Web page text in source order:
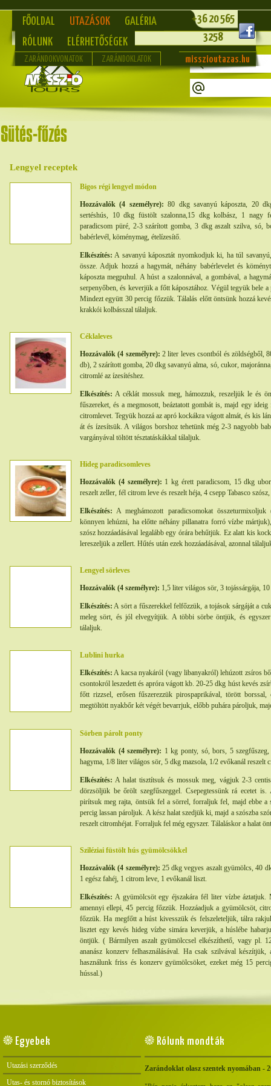
FŐOLDAL UTAZÁSOK
GALÉRIA
RÓLUNK
ELÉRHETŐSÉGEK
+36 20 565
3258
ZARÁNDOKVONATOK ZARÁNDOKLATOK misszioutazas.hu
Lengyel receptek
Bigos régi lengyel módon
Hozzávalók (4 személyre): 80 dkg savanyú káposzta, 20
sertéshús, 10 dkg füstölt szalonna,15 dkg kolbász, 1
paradicsom püré, 2-3 szárított gomba, 3 dkg aszalt szilva, só,
babérlevél, köménymag, ételízesítő.
Elkészítés: A savanyú káposztát nyomkodjuk ki, ha túl
össze. Adjuk hozzá a hagymát, néhány babérlevelet és
káposzta megpuhul. A húst a szalonnával, a gombával, a
serpenyőben, és keverjük a főtt káposztához. Végül tegyük bele
Mindezt együtt 30 percig főzzük. Tálalás előtt öntsünk hozzá
krakkói kolbásszal tálaljuk.
Céklaleves
Hozzávalók (4 személyre): 2 liter leves csontból és zöldségből,
db), 2 szárított gomba, 20 dkg savanyú alma, só, cukor,
citromlé az ízesítéshez.
Elkészítés: A céklát mossuk meg, hámozzuk, reszeljük le és
fűszereket, és a megmosott, beáztatott gombát is, majd egy
citromlevet. Tegyük hozzá az apró kockákra vágott almát, és kis
át és ízesítsük. A világos borshoz tehetünk még 2-3 nagyobb
vargányával töltött tésztatáskákkal tálaljuk.
Hideg paradicsomleves
Hozzávalók (4 személyre): 1 kg érett paradicsom, 15 dkg
reszelt zeller, fél citrom leve és reszelt héja, 4 csepp Tabasco
Elkészítés: A meghámozott paradicsomokat
könnyen lehúzni, ha előtte néhány pillanatra forró vízbe
szósz hozzáadásával legalább egy órára behűtjük. Ez alatt kis
lereszeljük a zellert. Hűtés után ezek hozzáadásával, azonnal
Lengyel sörleves
Hozzávalók (4 személyre): 1,5 liter világos sör, 3 tojássárgája,
Elkészítés: A sört a fűszerekkel felfőzzük, a tojások sárgáját a
meleg sört, és jól elvegyítjük. A többi sörbe öntjük, és
tálaljuk.
Lublini hurka
Elkészítés: A kacsa nyakáról (vagy libanyakról) lehúzott zsíros
csontokról leszedett és apróra vágott kb. 20-25 dkg húst kevés
főtt rizzsel, erősen fűszerezzük pirospaprikával, törött borssal,
megtöltött nyakbőr két végét bevarrjuk, előbb puhára pároljuk,
Sörben párolt ponty
Hozzávalók (4 személyre): 1 kg ponty, só, bors, 5
hagyma, 1/8 liter világos sör, 5 dkg mazsola, 1/2 evőkanál reszelt
Elkészítés: A halat tisztítsuk és mossuk meg, vágjuk 2-3
dörzsöljük be őrölt szegfűszeggel. Csepegtessünk rá ecetet
pirítsuk meg rajta, öntsük fel a sörrel, forraljuk fel, majd ebbe a
percig lassan pároljuk. A kész halat szedjük ki, majd a szószba
reszelt citromhéjat. Forraljuk fel még egyszer. Tálaláskor a halat
Sziléziai füstölt hús gyümölcsökkel
Hozzávalók (4 személyre): 25 dkg vegyes aszalt gyümölcs, 40
1 egész fahéj, 1 citrom leve, 1 evőkanál liszt.
Elkészítés: A gyümölcsöt egy éjszakára fél liter vízbe
amennyi ellepi, 45 percig főzzük. Hozzáadjuk a gyümölcsöt,
főzzük. Ha megfőtt a húst kivesszük és felszeleteljük, tálra
lisztet egy kevés hideg vízbe simára keverjük, a húslébe
öntjük. ( Bármilyen aszalt gyümölccsel elkészíthető, vagy pl.
ananász konzerv felhasználásával. Ha csak szilvával
használunk friss és konzerv gyümölcsöket, ezeket még 15
hússal.)
Egyebek
Utazási szerződés
Utas- és stornó biztosítások
Rólunk mondták
Zarándoklat olasz szentek nyomában -